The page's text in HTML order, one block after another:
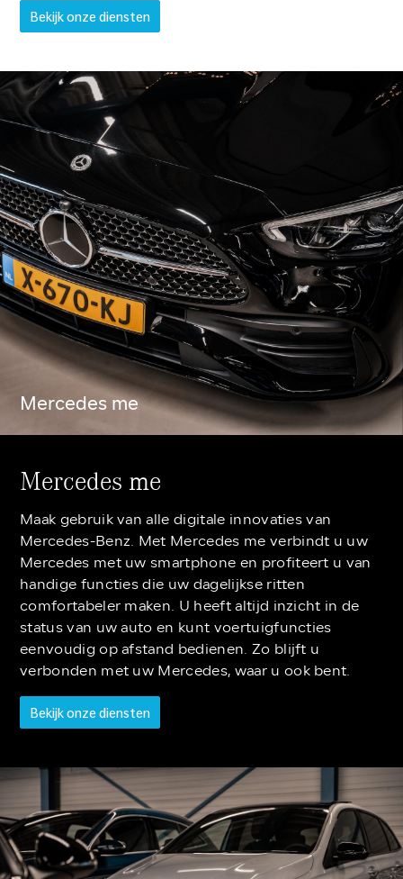
Bekijk onze diensten
Mercedes me
Mercedes me
Maak gebruik van alle digitale innovaties van
Mercedes-Benz. Met Mercedes me verbindt u uw
Mercedes met uw smartphone en profiteert u van
handige functies die uw dagelijkse ritten
comfortabeler maken. U heeft altijd inzicht in de
status van uw auto en kunt voertuigfuncties
eenvoudig op afstand bedienen. Zo blijft u
verbonden met uw Mercedes, waar u ook bent.
Bekijk onze diensten